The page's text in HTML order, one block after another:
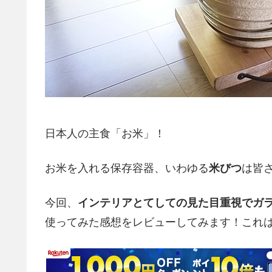
日本人の主食「お米」！
お米を入れる保存容器、いわゆる米びつは皆
今回、 インテリアとてしての見た目重視でガ
使ってみた感想をレビューしてみます！これ